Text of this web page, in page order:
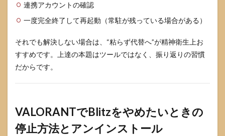
連携アカウントの確認
一度完全終了して再起動（常駐が残っている場合がある）
それでも解決しない場合は、“粘らず代替へ”が精神衛生上お
すすめです。上達の本題はツールではなく、振り返りの習慣
だからです。
VALORANTでBlitzをやめたいときの
停止方法とアンインストール